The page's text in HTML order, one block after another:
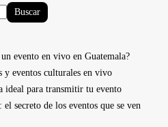
Buscar
evento en vivo en Guatemala?
y eventos culturales en vivo
ideal para transmitir tu evento
secreto de los eventos que se ven